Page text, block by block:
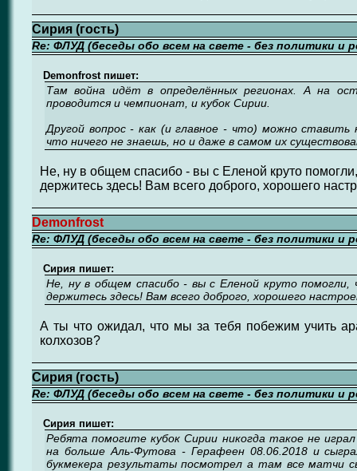
Сирия (гость)
Re: ФЛУД (беседы обо всем на свете - без политики и
Demonfrost пишет:
Там война идёт в определённых регионах. А на
проводится и чемпионат, и кубок Сирии.
Другой вопрос - как (и главное - что) можно
что ничего не знаешь, но и даже в самом их
Не, ну в общем спасибо - вы с Еленой круто
держитесь здесь! Вам всего доброго, хорошего
Demonfrost
Re: ФЛУД (беседы обо всем на свете - без политики и
Сирия пишет:
Не, ну в общем спасибо - вы с Еленой круто
держитесь здесь! Вам всего доброго, хорошего
А ты что ожидал, что мы за тебя побежим учить
колхозов?
Сирия (гость)
Re: ФЛУД (беседы обо всем на свете - без политики и
Сирия пишет:
Ребята помогите кубок Сирии никогда такое не
на больше Аль-Футова - Герафеен 08.06.2018 и
букмекера результаты посмотрел а там все матчи